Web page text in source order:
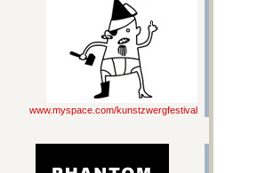
www.myspace.com/kunstzwergfestival